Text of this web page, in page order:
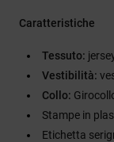
Caratteristiche
Tessuto:
Vestibilità:
Collo:
Stampe in
Etichetta